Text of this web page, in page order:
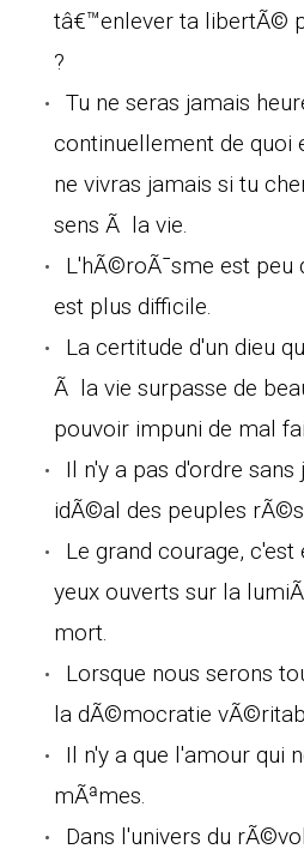
tâ€™enlever ta libertÃ©
?
Tu ne seras jamais
continuellement de quoi
ne vivras jamais si tu
sens Ã la vie.
L'hÃ©roÃ¯sme est peu
est plus difficile.
La certitude d'un dieu
Ã la vie surpasse de
pouvoir impuni de mal
Il n'y a pas d'ordre
idÃ©al des peuples
Le grand courage,
yeux ouverts sur la
mort.
Lorsque nous serons
la dÃ©mocratie
Il n'y a que l'amour qui
mÃªmes.
Dans l'univers du